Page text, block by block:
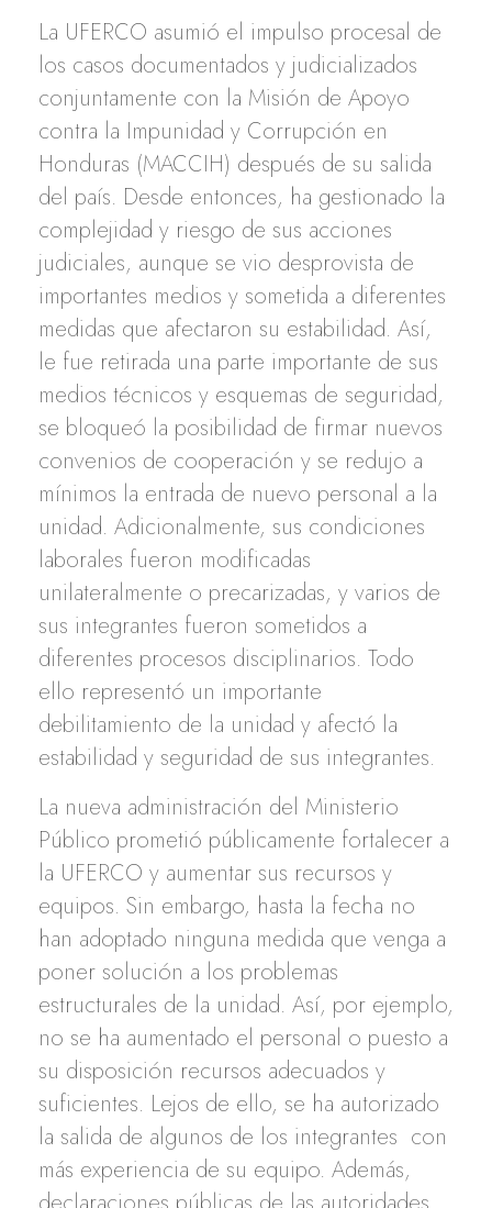
La UFERCO asumió el impulso procesal de
los casos documentados y judicializados
conjuntamente con la Misión de Apoyo
contra la Impunidad y Corrupción en
Honduras (MACCIH) después de su salida
del país. Desde entonces, ha gestionado la
complejidad y riesgo de sus acciones
judiciales, aunque se vio desprovista de
importantes medios y sometida a diferentes
medidas que afectaron su estabilidad. Así,
le fue retirada una parte importante de sus
medios técnicos y esquemas de seguridad,
se bloqueó la posibilidad de firmar nuevos
convenios de cooperación y se redujo a
mínimos la entrada de nuevo personal a la
unidad. Adicionalmente, sus condiciones
laborales fueron modificadas
unilateralmente o precarizadas, y varios de
sus integrantes fueron sometidos a
diferentes procesos disciplinarios. Todo
ello representó un importante
debilitamiento de la unidad y afectó la
estabilidad y seguridad de sus integrantes.
La nueva administración del Ministerio
Público prometió públicamente fortalecer a
la UFERCO y aumentar sus recursos y
equipos. Sin embargo, hasta la fecha no
han adoptado ninguna medida que venga a
poner solución a los problemas
estructurales de la unidad. Así, por ejemplo,
no se ha aumentado el personal o puesto a
su disposición recursos adecuados y
suficientes. Lejos de ello, se ha autorizado
la salida de algunos de los integrantes con
más experiencia de su equipo. Además,